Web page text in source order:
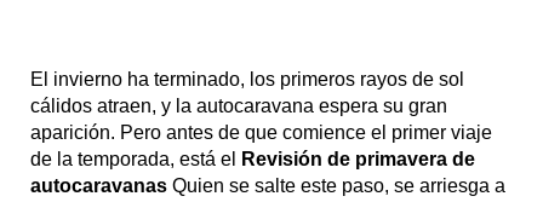
El invierno ha terminado, los primeros rayos de sol
cálidos atraen, y la autocaravana espera su gran
aparición. Pero antes de que comience el primer viaje
de la temporada, está el
Revisión de primavera de
autocaravanas Quien se salte este paso, se arriesga a